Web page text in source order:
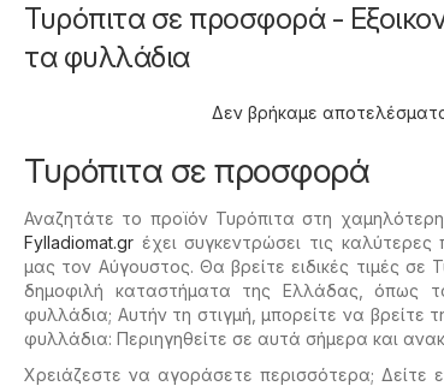
Τυρόπιτα σε προσφορά -
τα φυλλάδια
Δεν βρήκαμε
Τυρόπιτα σε προσφορά
Αναζητάτε το προϊόν Τυρόπιτα στη
Fylladiomat.gr έχει συγκεντρώσει τις
μας τον Αύγουστος. Θα βρείτε ειδικές τιμές
δημοφιλή καταστήματα της Ελλάδας, όπως
φυλλάδια; Αυτήν τη στιγμή, μπορείτε να
φυλλάδια: Περιηγηθείτε σε αυτά σήμερα και
Χρειάζεστε να αγοράσετε περισσότερα; Δείτε